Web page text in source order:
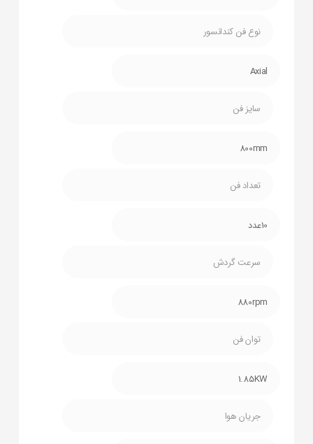
نوع فن کندانسور
Axial
سایز فن
800mm
تعداد فن
10عدد
سرعت گردش
880rpm
توان فن
1.85KW
جریان هوا